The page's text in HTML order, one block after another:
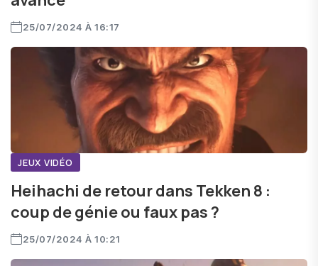
25/07/2024 À 16:17
JEUX VIDÉO
Heihachi de retour dans Tekken 8 :
coup de génie ou faux pas ?
25/07/2024 À 10:21